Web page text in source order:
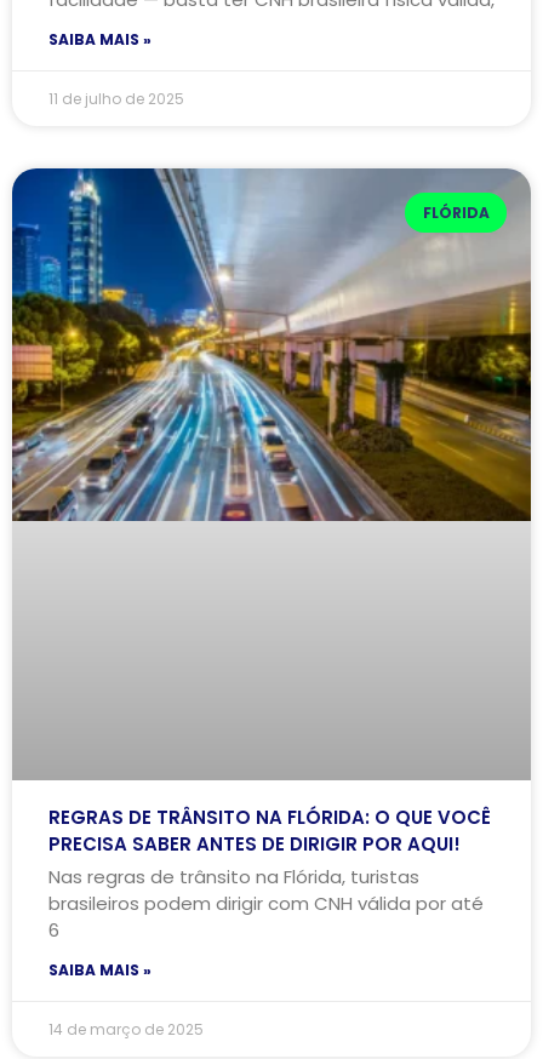
SAIBA MAIS »
11 de julho de 2025
FLÓRIDA
REGRAS DE TRÂNSITO NA FLÓRIDA: O QUE VOCÊ
PRECISA SABER ANTES DE DIRIGIR POR AQUI!
Nas regras de trânsito na Flórida, turistas
brasileiros podem dirigir com CNH válida por até
6
SAIBA MAIS »
14 de março de 2025